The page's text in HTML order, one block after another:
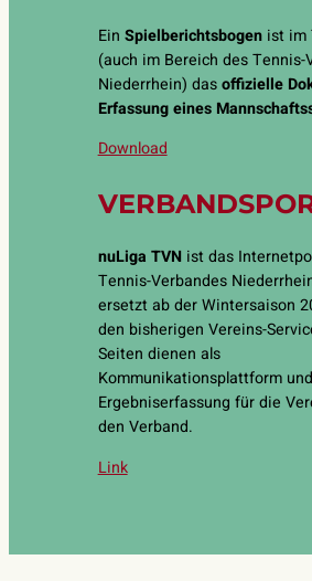
Ein Spielberichtsbogenist im
(auch im Bereich des Tennis-
Niederrhein) dasoffizielle
Erfassung eines
Download
nuLiga TVNist das
Tennis-Verbandes
ersetzt ab der Wintersaison
den bisherigen Vereins-
Seiten dienen als
Kommunikationsplattform
Ergebniserfassung für die
den Verband.
Link